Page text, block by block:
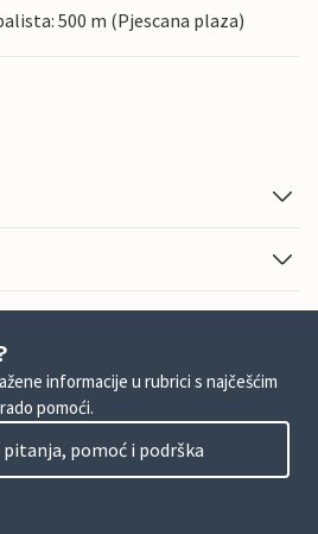
500 m (Pjescana plaza)
informacije u rubrici s najčešćim
pomoći.
pitanja, pomoć i podrška